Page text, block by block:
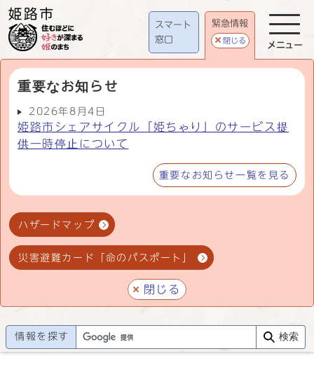
スマート
窓口
緊急情報
閉じる
重要なお知らせ
2026年8月4日
姫路市シェアサイクル「姫ちゃり」のサービス提
供一時停止について
重要なお知らせ一覧を見る
ハザードマップ
災害避難カード「命のパスポート」
閉じる
メニュー
情報を探す 検索